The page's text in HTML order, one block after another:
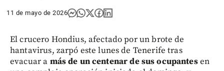
11 de mayo de 2026
El crucero Hondius, afectado por un brote de
hantavirus, zarpó este lunes de Tenerife tras
evacuar a más de un centenar de sus ocupantesen